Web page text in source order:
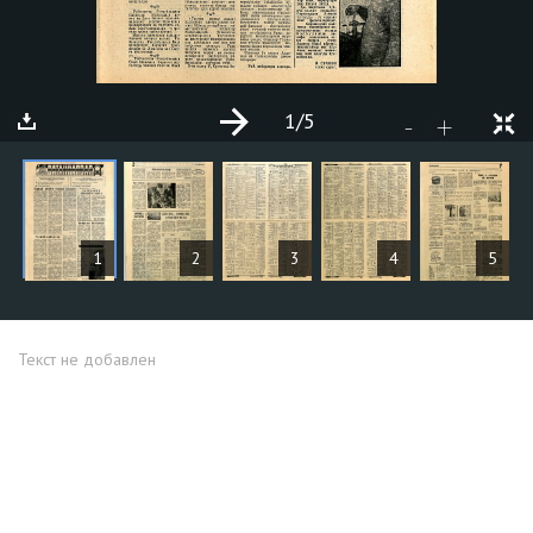
1 2 3 4 5
- +
1/5
СТАТЬИ
Текст не добавлен